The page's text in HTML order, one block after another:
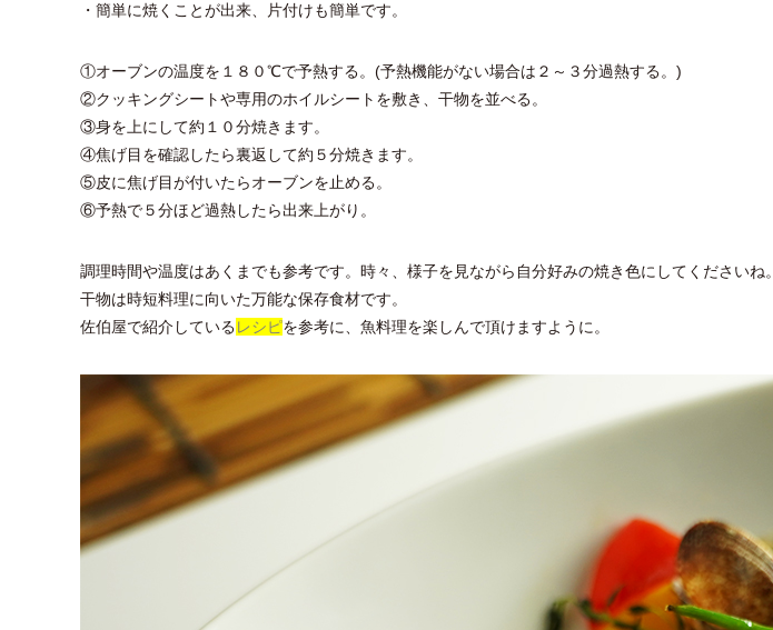
・簡単に焼くことが出来、片付けも簡単です。
①オーブンの温度を１８０℃で予熱する。(予熱機能がない場合は２～３分過熱する。)
②クッキングシートや専用のホイルシートを敷き、干物を並べる。
③身を上にして約１０分焼きます。
④焦げ目を確認したら裏返して約５分焼きます。
⑤皮に焦げ目が付いたらオーブンを止める。
⑥予熱で５分ほど過熱したら出来上がり。
調理時間や温度はあくまでも参考です。時々、様子を見ながら自分好みの焼き色にしてくださいね。
干物は時短料理に向いた万能な保存食材です。
佐伯屋で紹介しているレシピを参考に、魚料理を楽しんで頂けますように。